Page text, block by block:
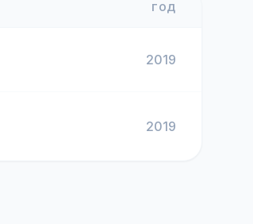
ГОД
2019
2019